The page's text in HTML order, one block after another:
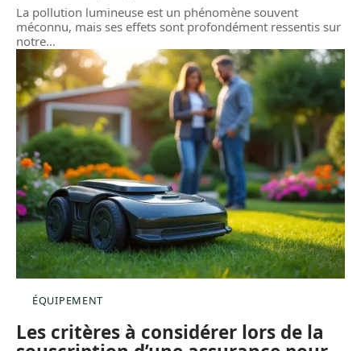
La pollution lumineuse est un phénomène souvent
méconnu, mais ses effets sont profondément ressentis sur
notre…
ÉQUIPEMENT
Les critères à considérer lors de la